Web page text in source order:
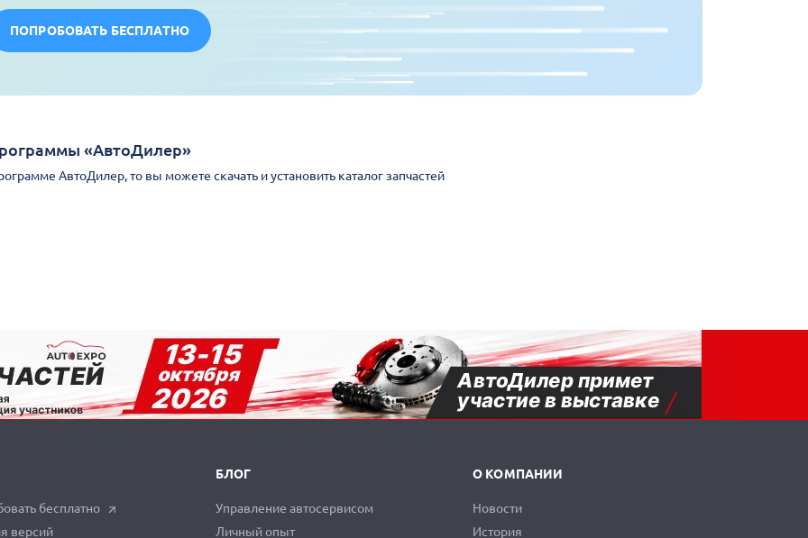
ПОПРОБОВАТЬ БЕСПЛАТНО
«АвтоДилер»
АвтоДилер, то вы можете скачать и установить каталог запчастей
бесплатно
версий
БЛОГ
Управление автосервисом
Личный опыт
О КОМПАНИИ
Новости
История